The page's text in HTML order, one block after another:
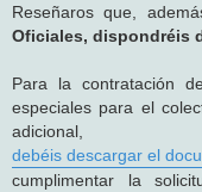
Reseñaros que,
Oficiales, dispondréis
Para la contratación
especiales para el
adicional,
debéis descargar el
cumplimentar la